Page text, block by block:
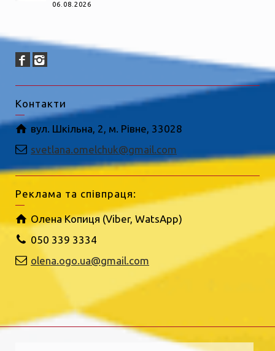
06.08.2026
Контакти
вул. Шкільна, 2, м. Рівне, 33028
svetlana.omelchuk@gmail.com
Реклама та співпраця:
Олена Копиця (Viber, WatsApp)
050 339 3334
olena.ogo.ua@gmail.com